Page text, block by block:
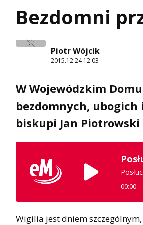
Bezdomni
Piotr Wójcik
2015.12.24 12:03
W Wojewódzkim
bezdomnych,
biskupi Jan
00:00
Wigilia jest dniem